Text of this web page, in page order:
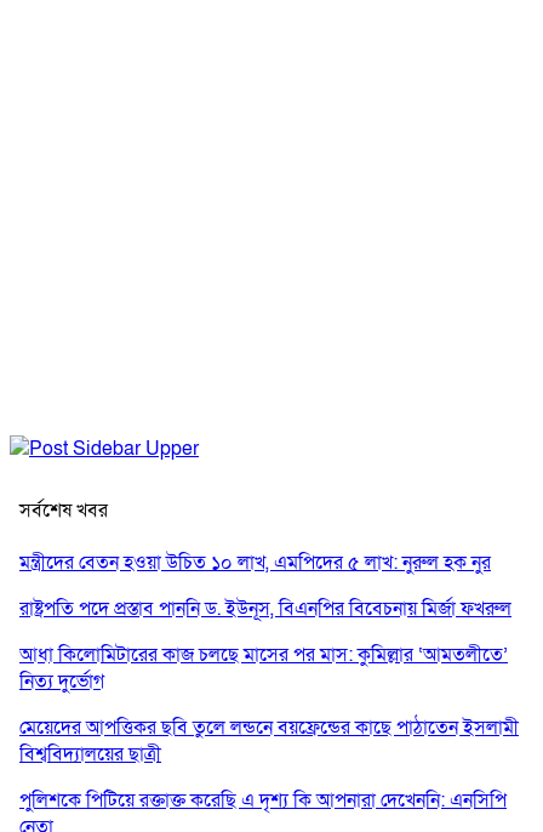
সর্বশেষ খবর
মন্ত্রীদের বেতন হওয়া উচিত ১০ লাখ, এমপিদের ৫ লাখ: নুরুল হক নুর
রাষ্ট্রপতি পদে প্রস্তাব পাননি ড. ইউনূস, বিএনপির বিবেচনায় মির্জা ফখরুল
আধা কিলোমিটারের কাজ চলছে মাসের পর মাস: কুমিল্লার ‘আমতলীতে’
নিত্য দুর্ভোগ
মেয়েদের আপত্তিকর ছবি তুলে লন্ডনে বয়ফ্রেন্ডের কাছে পাঠাতেন ইসলামী
বিশ্ববিদ্যালয়ের ছাত্রী
পুলিশকে পিটিয়ে রক্তাক্ত করেছি এ দৃশ্য কি আপনারা দেখেননি: এনসিপি